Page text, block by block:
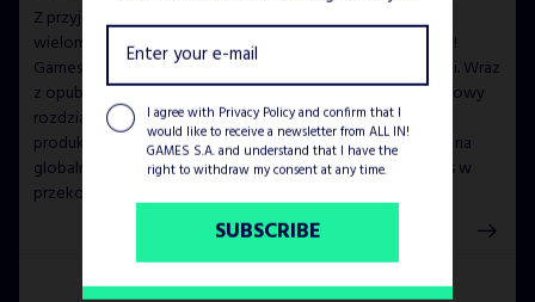
Z przyjemnością przedstawiamy wyniki naszych
wielomiesięcznych analiz, które doprowadziły zarząd All in!
Games S.A. do podjęcia kluczowych, strategicznych decyzji. Wraz
z opublikowaniem nowej strategii All in! Games deklaruje nowy
rozdział w swoim rozwoju. Miesiące wzmocnień zespołu
produkcyjnego, liczne rozmowy z czołowymi wydawcami na
globalnym rynku gier i analizy ekonomiczne utwierdziły nas w
przekonaniu, że przyszłość […]
I agree with Privacy Policyand confirm that I
would like to receive a newsletter from ALL IN!
GAMES S.A. and understand that I have the
right to withdraw my consent at any time.
SUBSCRIBE